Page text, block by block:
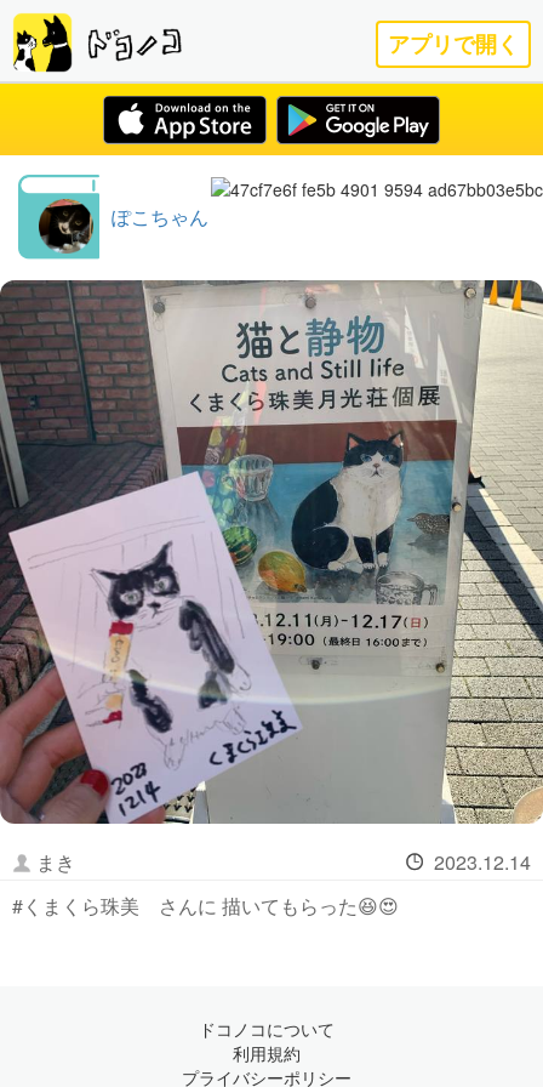
アプリで開く
ぽこちゃん
まき
2023.12.14
#くまくら珠美 さんに 描いてもらった😆😍
ドコノコについて
利用規約
プライバシーポリシー